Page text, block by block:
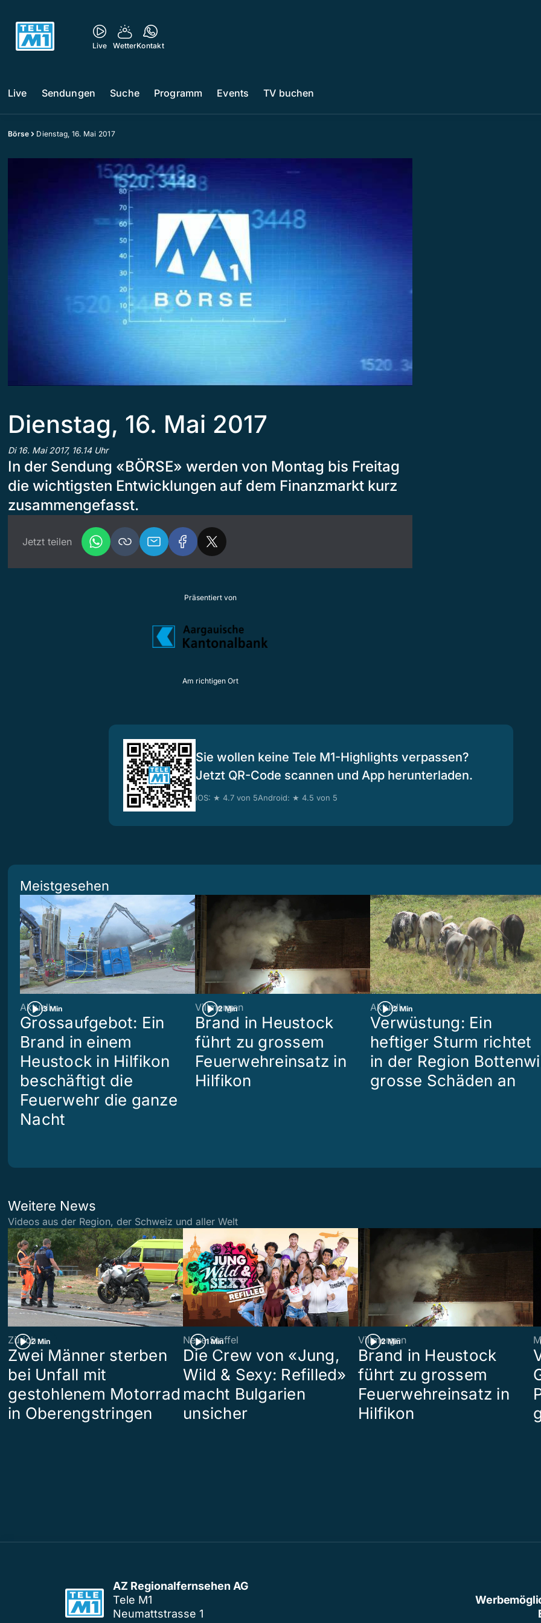
Live WetterKontakt
Live Sendungen Suche Programm Events TV buchen
Börse Dienstag, 16. Mai 2017
Dienstag, 16. Mai 2017
Di 16. Mai 2017, 16.14 Uhr
In der Sendung «BÖRSE» werden von Montag bis Freitag
die wichtigsten Entwicklungen auf dem Finanzmarkt kurz
zusammengefasst.
Jetzt teilen
Präsentiert von
Am richtigen Ort
Sie wollen keine Tele M1-Highlights verpassen?
Jetzt QR-Code scannen und App herunterladen.
iOS: ★ 4.7 von 5Android: ★ 4.5 von 5
Meistgesehen
3 Min
Aktuell
Grossaufgebot: Ein
Brand in einem
Heustock in Hilfikon
beschäftigt die
Feuerwehr die ganze
Nacht
2 Min
Villmergen
Brand in Heustock
führt zu grossem
Feuerwehreinsatz in
Hilfikon
2 Min
Aktuell
Verwüstung: Ein
heftiger Sturm richtet
in der Region
grosse Schäden an
Weitere News
Videos aus der Region, der Schweiz und aller Welt
2 Min
Zürich
Zwei Männer sterben
bei Unfall mit
gestohlenem Motorrad
in Oberengstringen
1 Min
Neue Staffel
Die Crew von «Jung,
Wild & Sexy: Refilled»
macht Bulgarien
unsicher
2 Min
Villmergen
Brand in Heustock
führt zu grossem
Feuerwehreinsatz in
Hilfikon
AZ Regionalfernsehen AG
Tele M1
Neumattstrasse 1